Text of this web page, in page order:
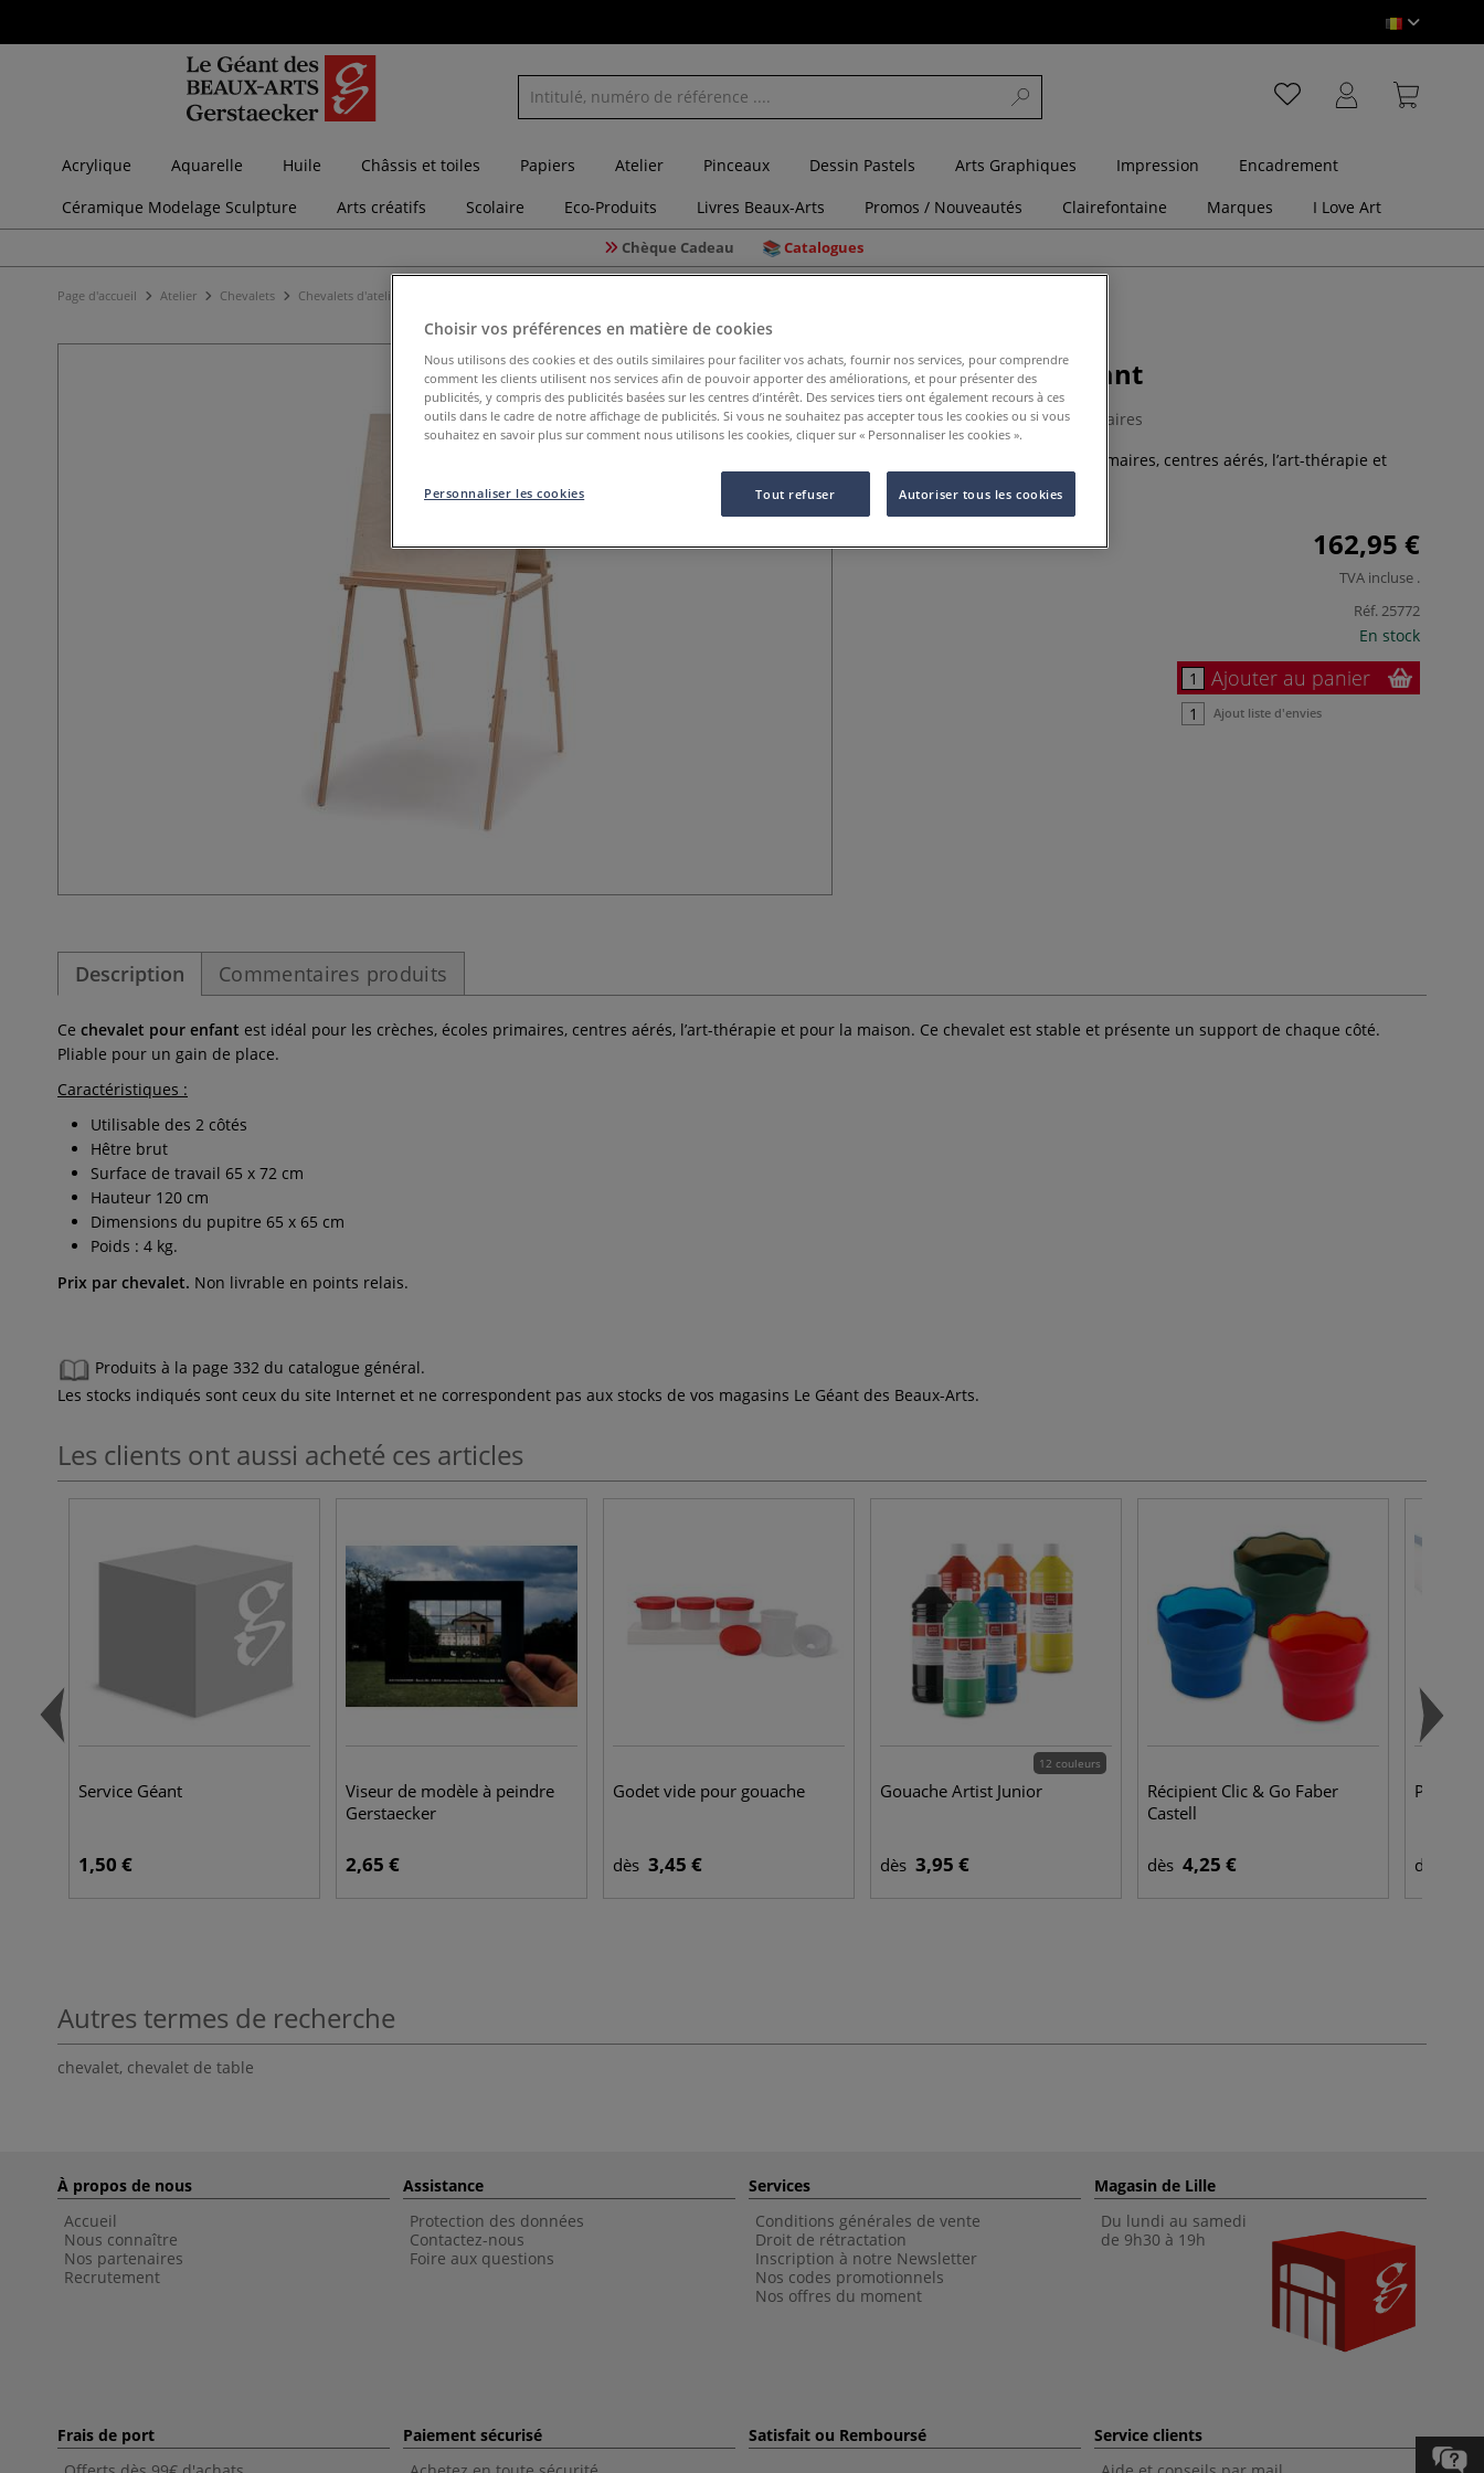
Acrylique Aquarelle Huile Châssis et toiles Papiers Atelier Pinceaux Dessin Pastels Arts Graphiques Impression
Encadrement
Céramique Modelage Sculpture
Arts créatifs Scolaire Eco-Produits Livres Beaux-Arts Promos / Nouveautés Clairefontaine Marques I Love Art
Chèque Cadeau Catalogues
Page d'accueil Atelier Chevalets Chevalets d'atelier
Chevalet pour enfant
0 Commentaires
Idéal pour les crèches, écoles primaires, centres aérés, l’art-thérapie et
162,95 €
TVA incluse .
Réf.25772
En stock
Ajouter au panier
Ajout liste d'envies
Description Commentaires produits
Ce chevalet pour enfant est idéal pour les crèches, écoles primaires, centres aérés, l’art-thérapie et pour la maison. Ce chevalet est stable et présente un support de chaque côté.
Pliable pour un gain de place.
Caractéristiques :
Utilisable des 2 côtés
Hêtre brut
Surface de travail 65 x 72 cm
Hauteur 120 cm
Dimensions du pupitre 65 x 65 cm
Poids : 4 kg.
Prix par chevalet. Non livrable en points relais.
Produits à la page 332 du catalogue général.
Les stocks indiqués sont ceux du site Internet et ne correspondent pas aux stocks de vos magasins Le Géant des Beaux-Arts.
Les clients ont aussi acheté ces articles
Service Géant
1,50 €
Viseur de modèle à peindre
Gerstaecker
2,65 €
Godet vide pour gouache
dès 3,45 €
12 couleurs
Gouache Artist Junior
dès 3,95 €
Récipient Clic & Go Faber
Castell
dès 4,25 €
Papier
dès
Autres termes de recherche
chevalet, chevalet de table
À propos de nous
Accueil
Nous connaître
Nos partenaires
Recrutement
Assistance
Protection des données
Contactez-nous
Foire aux questions
Services
Conditions générales de vente
Droit de rétractation
Inscription à notre Newsletter
Nos codes promotionnels
Nos offres du moment
Magasin de Lille
Du lundi au samedi
de 9h30 à 19h
Frais de port
Paiement sécurisé
Satisfait ou Remboursé
Service clients
Choisir vos préférences en matière de cookies
Nous utilisons des cookies et des outils similaires pour faciliter vos achats, fournir nos services, pour comprendre
comment les clients utilisent nos services afin de pouvoir apporter des améliorations, et pour présenter des
publicités, y compris des publicités basées sur les centres d’intérêt. Des services tiers ont également recours à ces
outils dans le cadre de notre affichage de publicités. Si vous ne souhaitez pas accepter tous les cookies ou si vous
souhaitez en savoir plus sur comment nous utilisons les cookies, cliquer sur « Personnaliser les cookies ».
Tout refuser Autoriser tous les cookies
Personnaliser les cookies